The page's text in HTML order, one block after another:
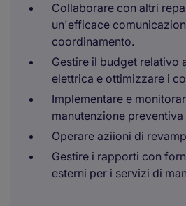
Collaborare con altri
un'efficace
coordinamento.
Gestire il budget relativo
elettrica e ottimizzare i
Implementare e
manutenzione
Operare aziioni di
Gestire i rapporti con
esterni per i servizi di